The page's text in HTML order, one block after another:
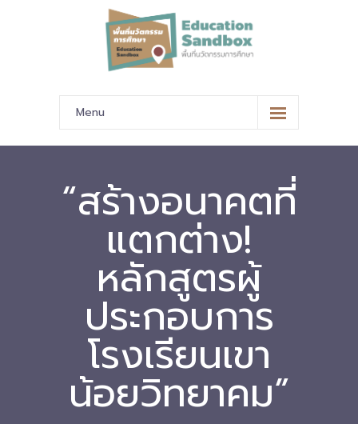
Menu
หน้าหลัก
-- มาตรฐานข้อมูลและมาตรฐานการแลกเปลี่ยนข้อมูล
-- สถานศึกษานำร่อง
-- EdusandboxGM
-- วีดิทัศน์นำเสนอสถานศึกษานำร่อง
-- ปฏิทินการขับเคลื่อนพื้นที่นวัตกรรมการศึกษา
Download
“สร้างอนาคตที่
แตกต่าง!
หลักสูตรผู้
ประกอบการ
โรงเรียนเขา
น้อยวิทยาคม”